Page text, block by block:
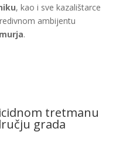
, kao i sve kazalištarce
ambijentu
.
tretmanu
grada